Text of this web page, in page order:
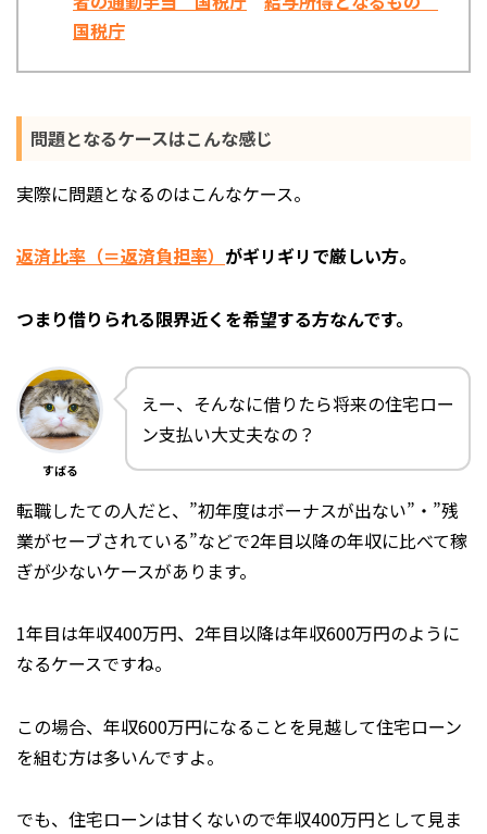
国税庁
問題となるケースはこんな感じ
実際に問題となるのはこんなケース。
返済比率（＝返済負担率） がギリギリで厳しい方。
つまり借りられる限界近くを希望する方なんです。
すばる
えー、そんなに借りたら将来の住宅ロー
ン支払い大丈夫なの？
転職したての人だと、”初年度はボーナスが出ない”・”残
業がセーブされている”などで2年目以降の年収に比べて稼
ぎが少ないケースがあります。
1年目は年収400万円、2年目以降は年収600万円のように
なるケースですね。
この場合、年収600万円になることを見越して住宅ローン
を組む方は多いんですよ。
でも、住宅ローンは甘くないので年収400万円として見ま